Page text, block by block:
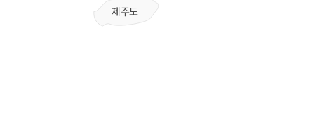
제주도